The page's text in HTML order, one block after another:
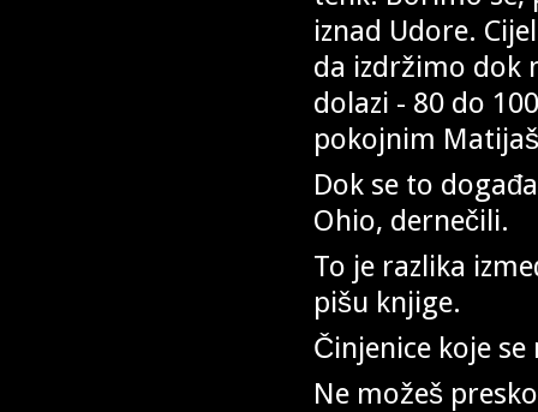
iznad Udore.
da izdržimo dok
dolazi - 80 do
pokojnim
Dok se to
Ohio, dernečili.
To je razlika
pišu knjige.
Činjenice koje
Ne možeš